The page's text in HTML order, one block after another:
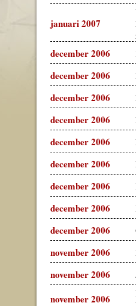
januari 2007
december 2006
december 2006
december 2006
december 2006
december 2006
december 2006
december 2006
december 2006
december 2006
november 2006
november 2006
november 2006